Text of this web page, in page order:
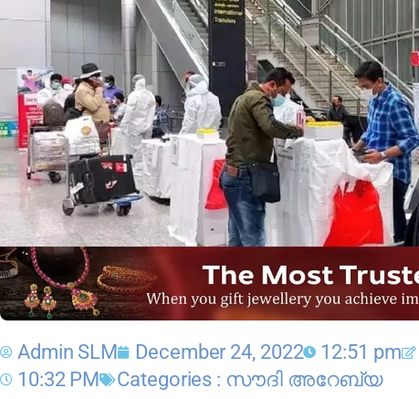
Admin SLM December 24, 2022 12:51 pm
10:32 PM
Categories : സൗദി അറേബ്യ